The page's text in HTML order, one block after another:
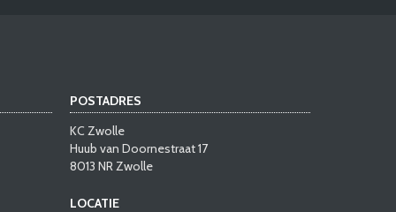
POSTADRES
KC Zwolle
Huub van Doornestraat 17
8013 NR Zwolle
LOCATIE